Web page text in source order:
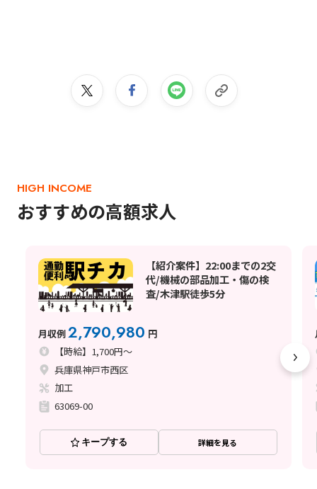
HIGH INCOME
おすすめの高額求人
【紹介案件】22:00までの2交
代/機械の部品加工・傷の検
査/木津駅徒歩5分
月収例2,790,980 円
【時給】1,700円～
兵庫県神戸市西区
加工
63069-00
キープする 詳細を見る